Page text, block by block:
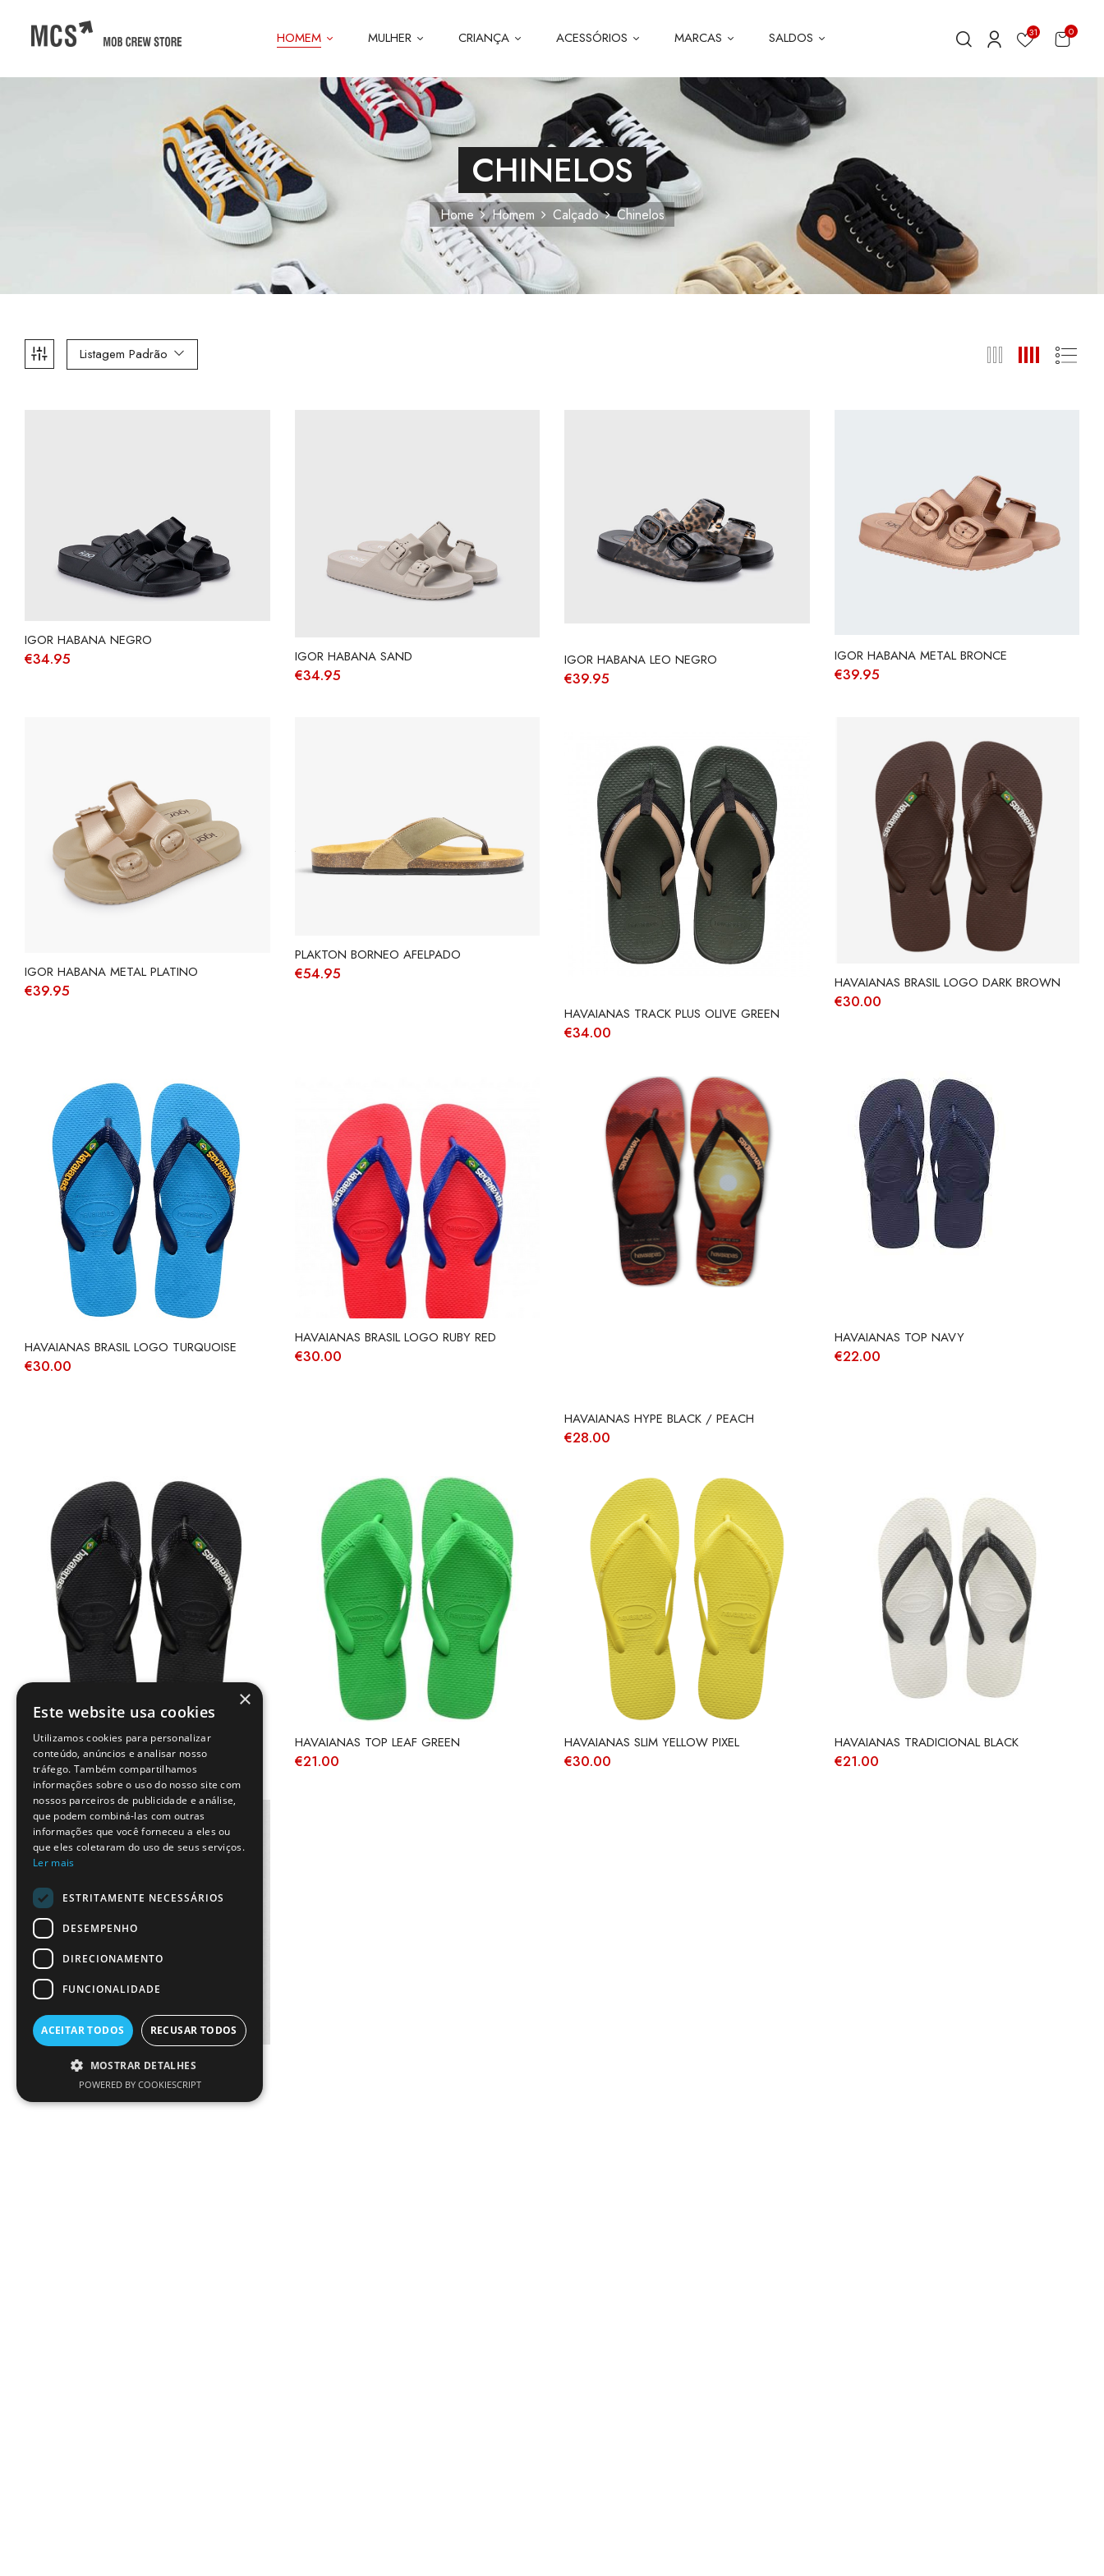
HOMEM MULHER CRIANÇA ACESSÓRIOS MARCAS SALDOS 31 0
CHINELOS
Home Homem Calçado Chinelos
Listagem Padrão
IGOR HABANA NEGRO
€34.95 IGOR HABANA SAND
€34.95
IGOR HABANA LEO NEGRO
€39.95
IGOR HABANA METAL BRONCE
€39.95
IGOR HABANA METAL PLATINO
€39.95
PLAKTON BORNEO AFELPADO
€54.95
HAVAIANAS TRACK PLUS OLIVE GREEN
€34.00
HAVAIANAS BRASIL LOGO DARK BROWN
€30.00
HAVAIANAS BRASIL LOGO TURQUOISE
€30.00
HAVAIANAS BRASIL LOGO RUBY RED
€30.00
HAVAIANAS HYPE BLACK / PEACH
€28.00
HAVAIANAS TOP NAVY
€22.00
HAVAIANAS BRASIL LOGO BLACK
30.00
HAVAIANAS TOP LEAF GREEN
€21.00
HAVAIANAS SLIM YELLOW PIXEL
€30.00
HAVAIANAS TRADICIONAL BLACK
€21.00
HAVAIANAS TOP LOGOMANIA 2 NAVY
×
Este website usa cookies
Utilizamos cookies para personalizar
conteúdo, anúncios e analisar nosso
tráfego. Também compartilhamos
informações sobre o uso do nosso site com
nossos parceiros de publicidade e análise,
que podem combiná-las com outras
informações que você forneceu a eles ou
que eles coletaram do uso de seus serviços.
Ler mais
ESTRITAMENTE NECESSÁRIOS
DESEMPENHO
DIRECIONAMENTO
FUNCIONALIDADE
ACEITAR TODOS RECUSAR TODOS
MOSTRAR DETALHES
POWERED BY COOKIESCRIPT